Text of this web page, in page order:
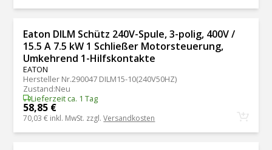
Eaton DILM Schütz 240V-Spule, 3-polig, 400V /
15.5 A 7.5 kW 1 Schließer Motorsteuerung,
Umkehrend 1-Hilfskontakte
EATON
Hersteller Nr.290047 DILM15-10(240V50HZ)
Zustand:Neu
Lieferzeit ca. 1 Tag
58,85 €
70,03 € inkl. MwSt. zzgl.Versandkosten